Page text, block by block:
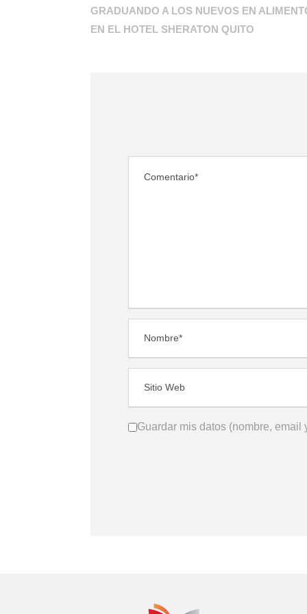
GRADUANDO A LOS NUEVOS EN
EN EL HOTEL SHERATON QUITO
Guardar mis datos (nombre,